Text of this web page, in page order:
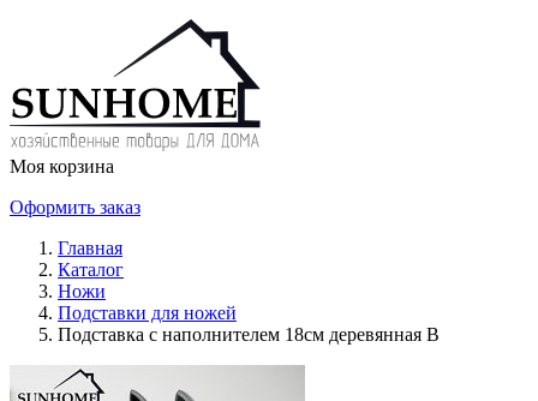
Моя корзина
Оформить заказ
Главная
Каталог
Ножи
Подставки для ножей
Подставка с наполнителем 18см деревянная В